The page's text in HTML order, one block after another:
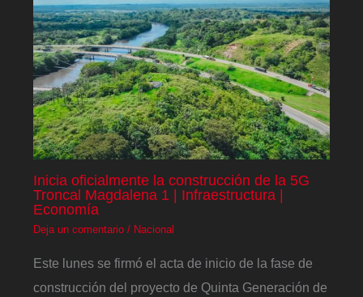
Inicia oficialmente la construcción de la 5G
Troncal Magdalena 1 | Infraestructura |
Economía
Deja un comentario / Nacional
Este lunes se firmó el acta de inicio de la fase de
construcción del proyecto de Quinta Generación de